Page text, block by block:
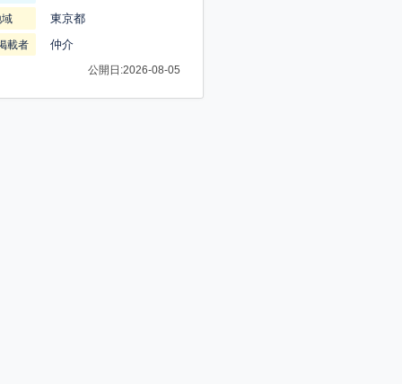
域 東京都
載者 仲介
公開日:2026-08-05